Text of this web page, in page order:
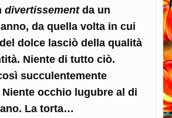
divertissementda un
da quella volta in cui
dolce lasciò della qualità
Niente di tutto ciò.
succulentemente
Niente occhio lugubre al di
La torta…